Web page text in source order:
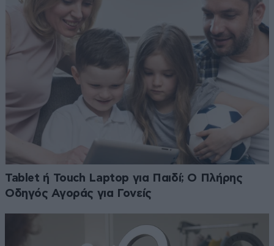
Tablet ή Touch Laptop για Παιδί; Ο Πλήρης
Οδηγός Αγοράς για Γονείς